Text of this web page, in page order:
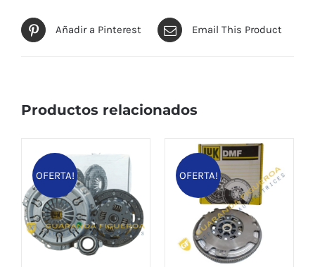
Añadir a Pinterest Email This Product
Productos relacionados
OFERTA! OFERTA!